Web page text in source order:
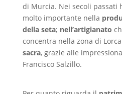
di Murcia. Nei secoli passati
molto importante nella
della seta; nell’artigianato
concentra nella zona di
sacra, grazie alle
Francisco Salzillo.